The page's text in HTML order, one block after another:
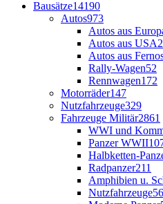
Bausätze14190
Autos973
Autos aus
Autos aus USA
Autos aus
Rally-Wagen52
Rennwagen172
Motorräder147
Nutzfahrzeuge329
Fahrzeuge Militär2861
WWI und
Panzer WWII
Halbketten-
Radpanzer211
Amphibien u.
Nutzfahrzeuge